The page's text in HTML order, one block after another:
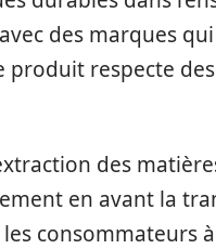
des marques
produit respecte
des
en avant la
consommateurs